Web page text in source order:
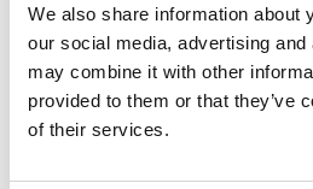
We also share information about
our social media, advertising
may combine it with other
provided to them or that they’ve
of their services.
beim Betreten der nächsten
ein Handlauf vorhanden sein. Bei
dem Aufsteigen immer ein Handlauf
Diesesprofessionelle AGS
mithohem Stehkomfort.